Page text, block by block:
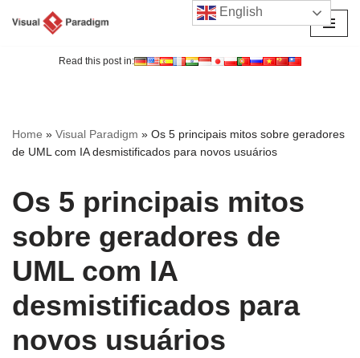
Read this post in:
Home » Visual Paradigm » Os 5 principais mitos sobre geradores
de UML com IA desmistificados para novos usuários
Os 5 principais mitos
sobre geradores de
UML com IA
desmistificados para
novos usuários
English